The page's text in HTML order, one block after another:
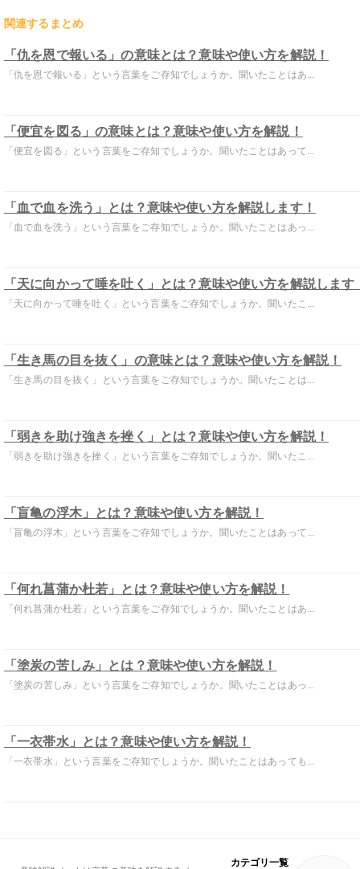
関連するまとめ
「仇を恩で報いる」の意味とは？意味や使い方を解説！
「仇を恩で報いる」という言葉をご存知でしょうか。聞いたことはあ...
「便宜を図る」の意味とは？意味や使い方を解説！
「便宜を図る」という言葉をご存知でしょうか。聞いたことはあって...
「血で血を洗う」とは？意味や使い方を解説します！
「血で血を洗う」という言葉をご存知でしょうか。聞いたことはあっ...
「天に向かって唾を吐く」とは？意味や使い方を解説します
「天に向かって唾を吐く」という言葉をご存知でしょうか。聞いたこ...
「生き馬の目を抜く」の意味とは？意味や使い方を解説！
「生き馬の目を抜く」という言葉をご存知でしょうか。聞いたことは...
「弱きを助け強きを挫く」とは？意味や使い方を解説！
「弱きを助け強きを挫く」という言葉をご存知でしょうか。聞いたこ...
「盲亀の浮木」とは？意味や使い方を解説！
「盲亀の浮木」という言葉をご存知でしょうか。聞いたことはあって...
「何れ菖蒲か杜若」とは？意味や使い方を解説！
「何れ菖蒲か杜若」という言葉をご存知でしょうか。聞いたことはあ...
「塗炭の苦しみ」とは？意味や使い方を解説！
「塗炭の苦しみ」という言葉をご存知でしょうか。聞いたことはあっ...
「一衣帯水」とは？意味や使い方を解説！
「一衣帯水」という言葉をご存知でしょうか。聞いたことはあっても...
カテゴリ一覧